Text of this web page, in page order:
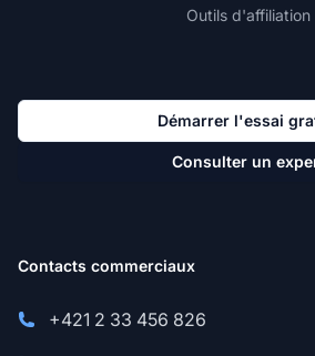
Outils d'affiliation
Démarrer l'essai
Consulter un
Contacts commerciaux
+421 2 33 456 826